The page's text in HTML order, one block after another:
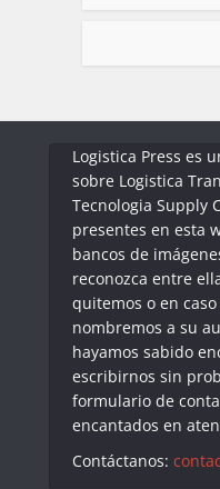
Logistica Press es
sobre Logistica
Tecnologia Supply
presentes en esta
bancos de
reconozca entre
quitemos o en
nombremos a su
hayamos sabido
escribirnos sin
formulario de
encantados en
Contáctanos: